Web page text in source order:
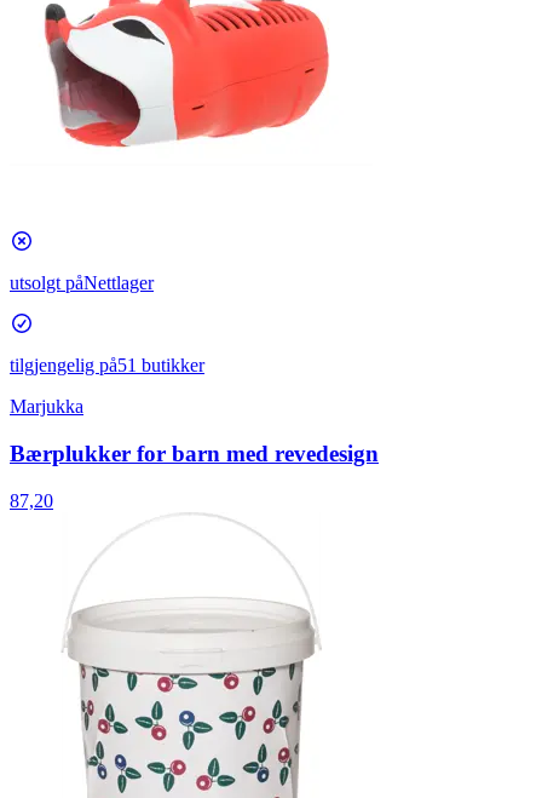
utsolgt påNettlager
tilgjengelig på51 butikker
Marjukka
Bærplukker for barn med revedesign
87,20